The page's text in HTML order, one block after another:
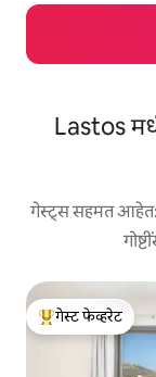
Lastos
गेस्ट्स सहमत
टॉप गेस्ट फेव्हरेट
गेस्ट फेव्हरेट